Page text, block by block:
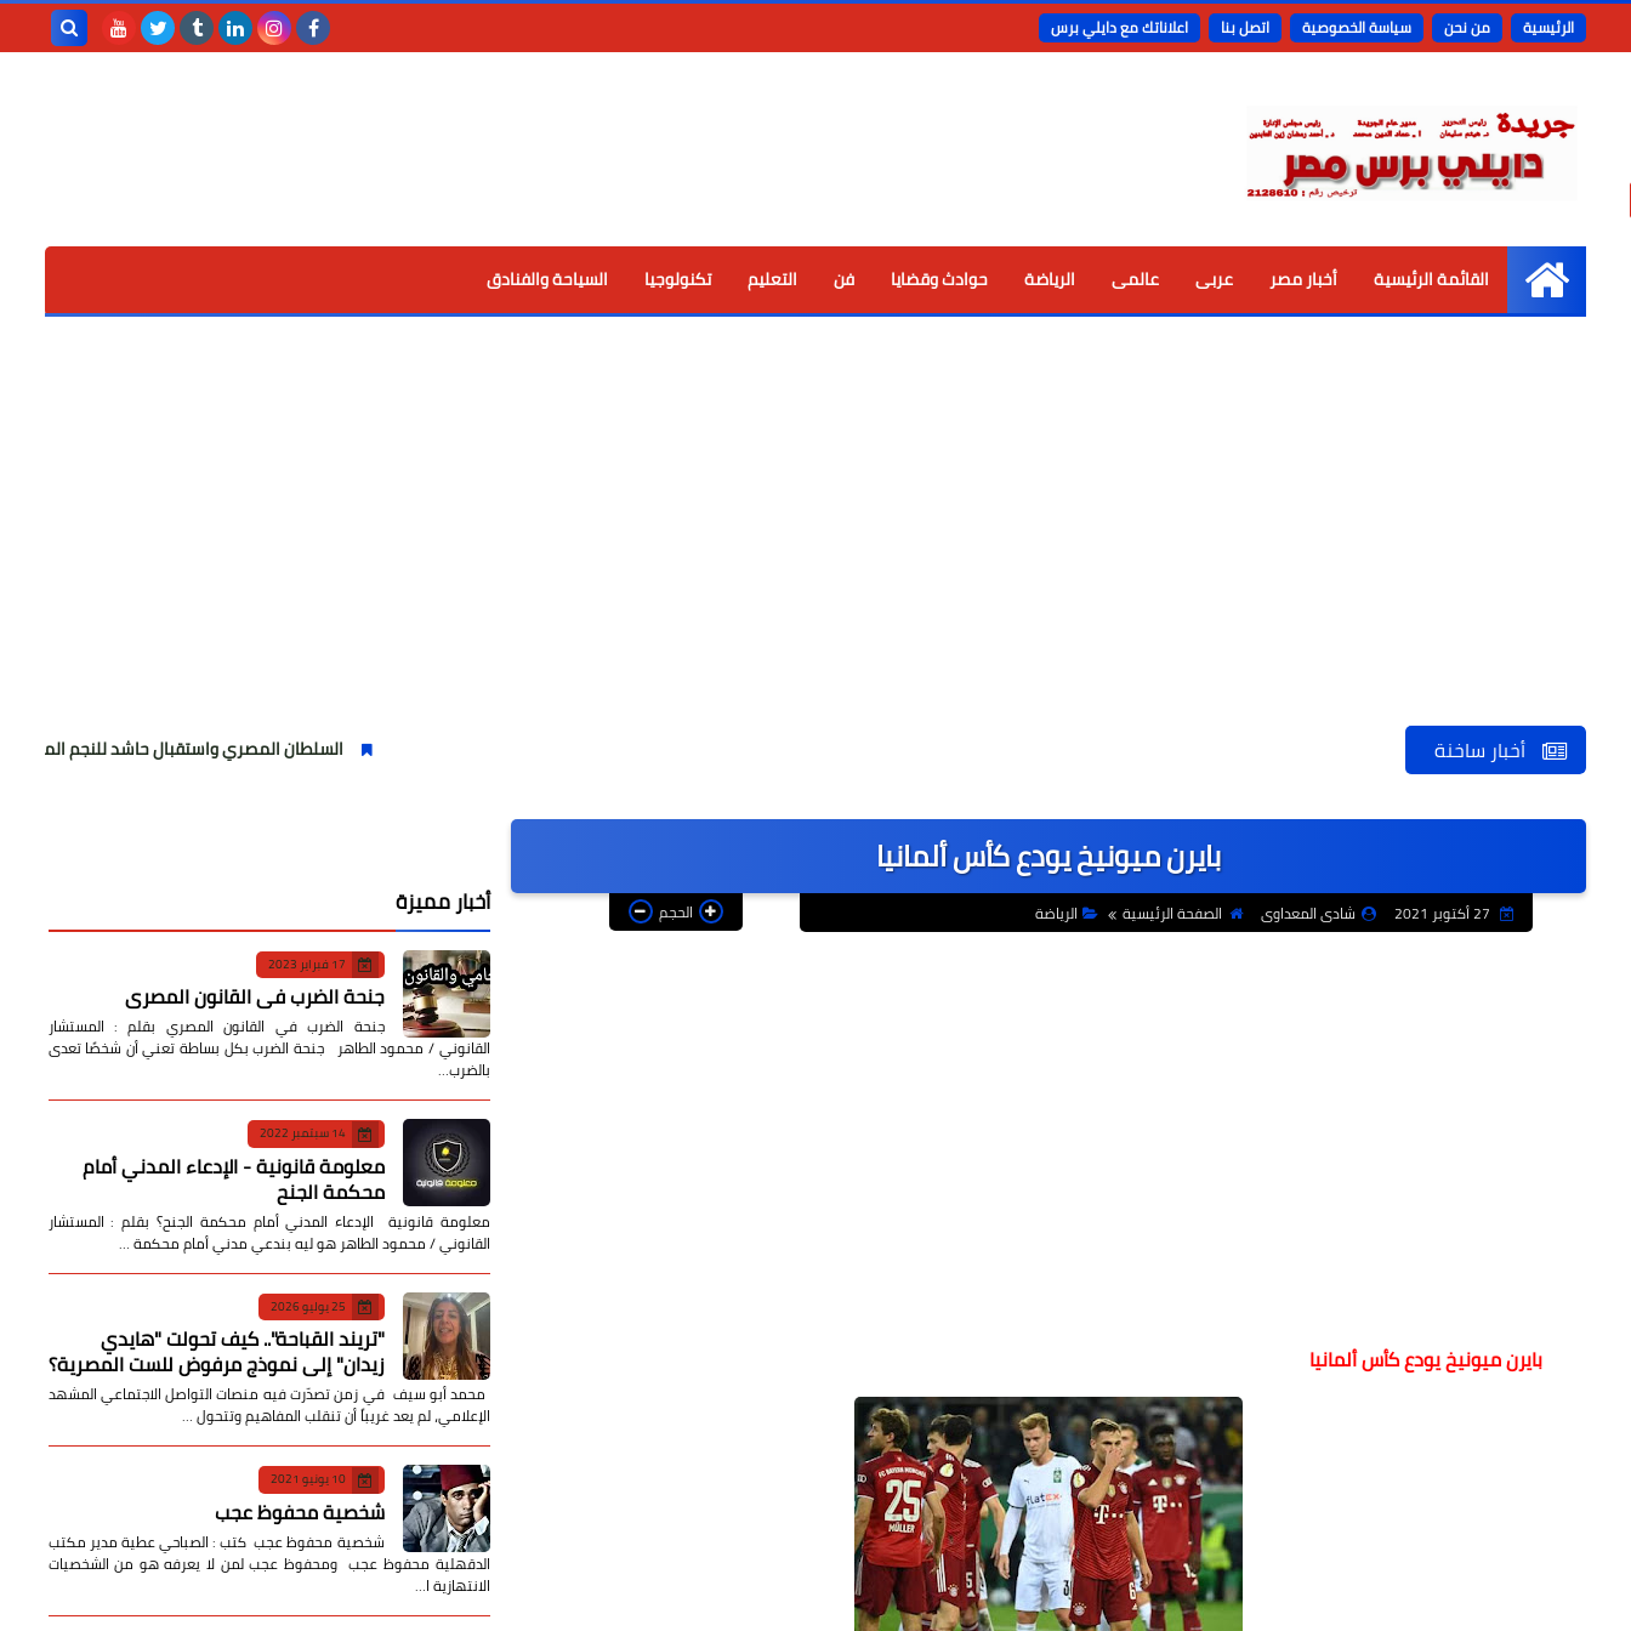
الرئيسية من نحن سياسة الخصوصية اتصل بنا اعلاناتك مع دايلي برس
الرئيسية
القائمة الرئيسية أخبار مصر عربى عالمى الرياضة حوادث وقضايا فن التعليم تكنولوجيا السياحة والفنادق
أخبار ساخنة السلطان المصري واستقبال حاشد للنجم المصري
بايرن ميونيخ يودع كأس ألمانيا
شادى المعداوى الصفحة الرئيسية الرياضة الحجم
بايرن ميونيخ يودع كأس ألمانيا
أخبار مميزة
17 فبراير 2023
جنحة الضرب في القانون المصري
جنحة الضرب في القانون المصري بقلم : المستشار
القانوني / محمود الطاهر جنحة الضرب بكل بساطة تعني أن شخصًا تعدى
بالضرب…
14 سبتمبر 2022
معلومة قانونية - الإدعاء المدني أمام
محكمة الجنح
معلومة قانونية الإدعاء المدني أمام محكمة الجنح؟ بقلم : المستشار
القانوني / محمود الطاهر هو ليه بندعي مدني أمام محكمة …
25 يوليو 2026
​"تريند القباحة".. كيف تحولت "هايدي
زيدان" إلى نموذج مرفوض للست المصرية؟
​ محمد أبو سيف ​في زمن تصدّرت فيه منصات التواصل الاجتماعي المشهد
الإعلامي، لم يعد غريباً أن تنقلب المفاهيم وتتحول …
10 يونيو 2021
شخصية محفوظ عجب
شخصية محفوظ عجب كتب : الصباحي عطية مدير مكتب
الدقهلية محفوظ عجب ومحفوظ عجب لمن لا يعرفه هو من الشخصيات
الانتهازية ا…